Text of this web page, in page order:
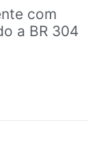
com
a BR 304